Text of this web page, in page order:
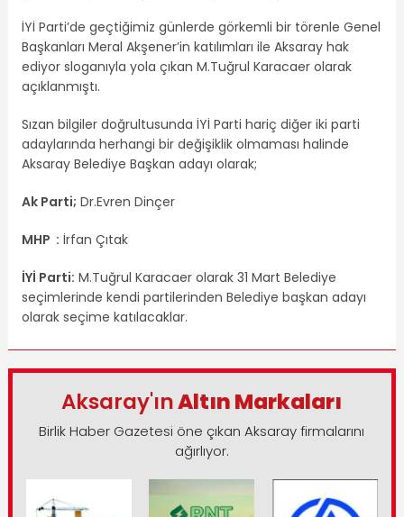
İYİ Parti’de geçtiğimiz günlerde görkemli bir törenle Genel
Başkanları Meral Akşener’in katılımları ile Aksaray hak
ediyor sloganıyla yola çıkan M.Tuğrul Karacaer olarak
açıklanmıştı.
Sızan bilgiler doğrultusunda İYİ Parti hariç diğer iki parti
adaylarında herhangi bir değişiklik olmaması halinde
Aksaray Belediye Başkan adayı olarak;
Ak Parti; Dr.Evren Dinçer
MHP : İrfan Çıtak
İYİ Parti: M.Tuğrul Karacaer olarak 31 Mart Belediye
seçimlerinde kendi partilerinden Belediye başkan adayı
olarak seçime katılacaklar.
Aksaray'ınAltın Markaları
Birlik Haber Gazetesi öne çıkan Aksaray firmalarını
ağırlıyor.